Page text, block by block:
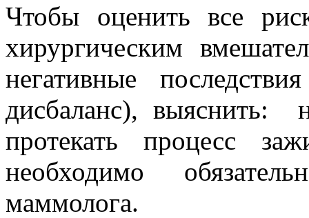
Чтобы оценить все
хирургическим
негативные
дисбаланс), выяснить:
протекать процесс
необходимо
маммолога.